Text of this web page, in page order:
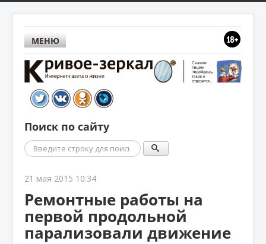
МЕНЮ
Поиск по сайту
Поиск
21 мая 2015 10:34
Ремонтные работы на
первой продольной
парализовали движение